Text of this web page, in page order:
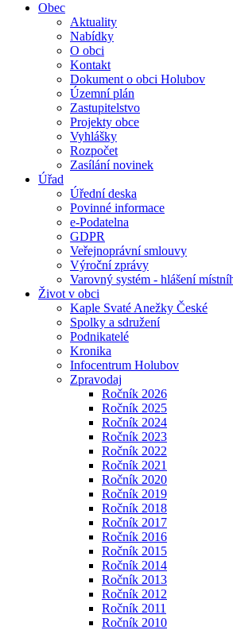
Obec
Aktuality
Nabídky
O obci
Kontakt
Dokument o obci Holubov
Územní plán
Zastupitelstvo
Projekty obce
Vyhlášky
Rozpočet
Zasílání novinek
Úřad
Úřední deska
Povinné informace
e-Podatelna
GDPR
Veřejnoprávní smlouvy
Výroční zprávy
Varovný systém - hlášení
Život v obci
Kaple Svaté Anežky České
Spolky a sdružení
Podnikatelé
Kronika
Infocentrum Holubov
Zpravodaj
Ročník 2026
Ročník 2025
Ročník 2024
Ročník 2023
Ročník 2022
Ročník 2021
Ročník 2020
Ročník 2019
Ročník 2018
Ročník 2017
Ročník 2016
Ročník 2015
Ročník 2014
Ročník 2013
Ročník 2012
Ročník 2011
Ročník 2010